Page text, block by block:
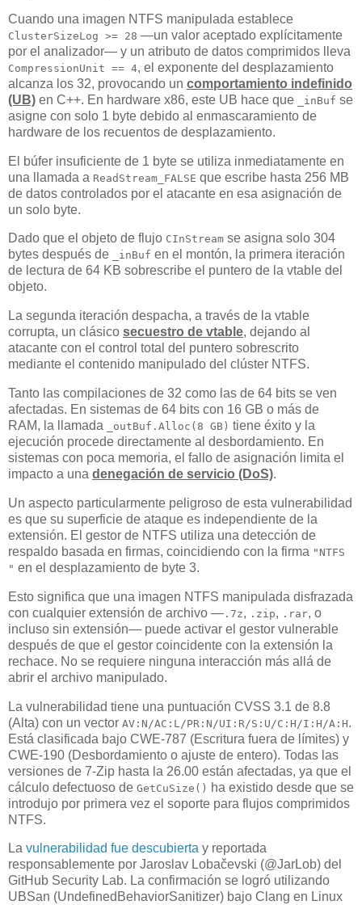
Cuando una imagen NTFS manipulada establece
ClusterSizeLog >= 28 —un valor aceptado explícitamente
por el analizador— y un atributo de datos comprimidos lleva
CompressionUnit == 4, el exponente del desplazamiento
alcanza los 32, provocando un comportamiento indefinido
(UB) en C++. En hardware x86, este UB hace que _inBuf se
asigne con solo 1 byte debido al enmascaramiento de
hardware de los recuentos de desplazamiento.
El búfer insuficiente de 1 byte se utiliza inmediatamente en
una llamada a ReadStream_FALSE que escribe hasta 256 MB
de datos controlados por el atacante en esa asignación de
un solo byte.
Dado que el objeto de flujo CInStream se asigna solo 304
bytes después de
_inBuf en el montón, la primera iteración
de lectura de 64 KB sobrescribe el puntero de la vtable del
objeto.
La segunda iteración despacha, a través de la vtable
corrupta, un clásico secuestro de vtable, dejando al
atacante con el control total del puntero sobrescrito
mediante el contenido manipulado del clúster NTFS.
Tanto las compilaciones de 32 como las de 64 bits se ven
afectadas. En sistemas de 64 bits con 16 GB o más de
RAM, la llamada
_outBuf.Alloc(8 GB) tiene éxito y la
ejecución procede directamente al desbordamiento. En
sistemas con poca memoria, el fallo de asignación limita el
impacto a una denegación de servicio (DoS).
Un aspecto particularmente peligroso de esta vulnerabilidad
es que su superficie de ataque es independiente de la
extensión. El gestor de NTFS utiliza una detección de
respaldo basada en firmas, coincidiendo con la firma "NTFS
" en el desplazamiento de byte 3.
Esto significa que una imagen NTFS manipulada disfrazada
con cualquier extensión de archivo — .7z, .zip, .rar, o
incluso sin extensión— puede activar el gestor vulnerable
después de que el gestor coincidente con la extensión la
rechace. No se requiere ninguna interacción más allá de
abrir el archivo manipulado.
La vulnerabilidad tiene una puntuación CVSS 3.1 de 8.8
(Alta) con un vector AV:N/AC:L/PR:N/UI:R/S:U/C:H/I:H/A:H.
Está clasificada bajo CWE-787 (Escritura fuera de límites) y
CWE-190 (Desbordamiento o ajuste de entero). Todas las
versiones de 7-Zip hasta la 26.00 están afectadas, ya que el
cálculo defectuoso de GetCuSize() ha existido desde que se
introdujo por primera vez el soporte para flujos comprimidos
NTFS.
La vulnerabilidad fue descubierta y reportada
responsablemente por Jaroslav Lobačevski (@JarLob) del
GitHub Security Lab. La confirmación se logró utilizando
UBSan (UndefinedBehaviorSanitizer) bajo Clang en Linux